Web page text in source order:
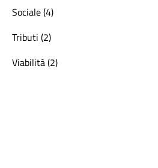
Sociale (4)
Tributi (2)
Viabilità (2)